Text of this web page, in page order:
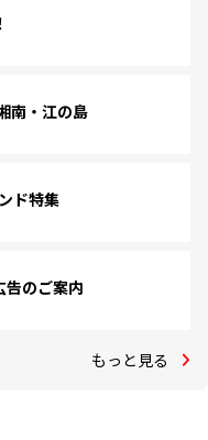
南・江の島
ド特集
告のご案内
もっと見る